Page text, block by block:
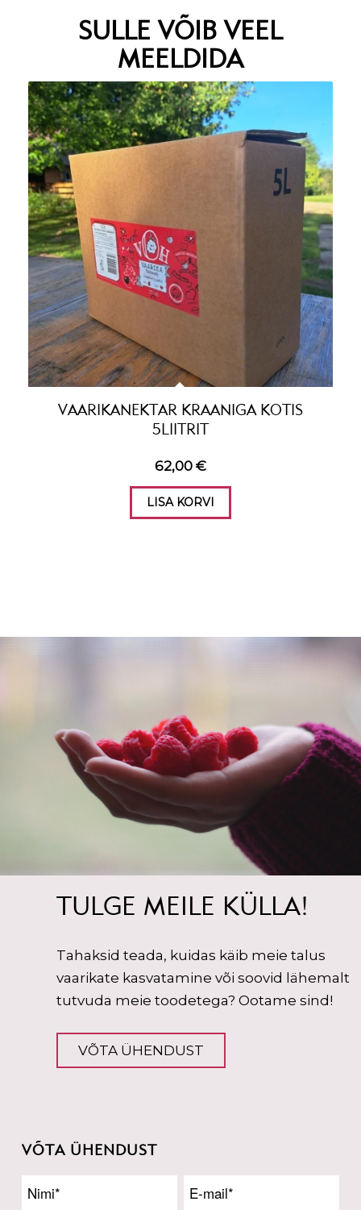
SULLE VÕIB VEEL
MEELDIDA
VAARIKANEKTAR KRAANIGA KOTIS
5LIITRIT
62,00 €
LISA KORVI
TULGE MEILE KÜLLA!
Tahaksid teada, kuidas käib meie talus
vaarikate kasvatamine või soovid lähemalt
tutvuda meie toodetega? Ootame sind!
VÕTA ÜHENDUST
VÕTA ÜHENDUST